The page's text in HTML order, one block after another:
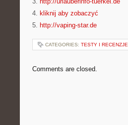
4. kliknij aby zobaczyć
5. http://vaping-star.de
CATEGORIES: TESTY I RECENZJE
Comments are closed.